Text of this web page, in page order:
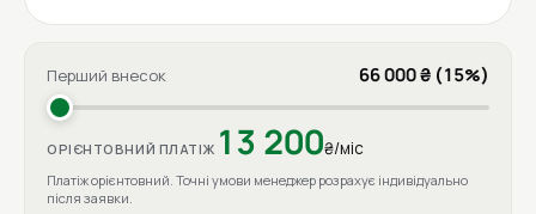
Перший внесок 66 000 ₴ (15%)
ОРІЄНТОВНИЙ ПЛАТІЖ 13 200₴/міс
Платіж орієнтовний. Точні умови менеджер розрахує індивідуально
після заявки.